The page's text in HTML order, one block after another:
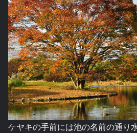
ケヤキの手前には池の名前の通り